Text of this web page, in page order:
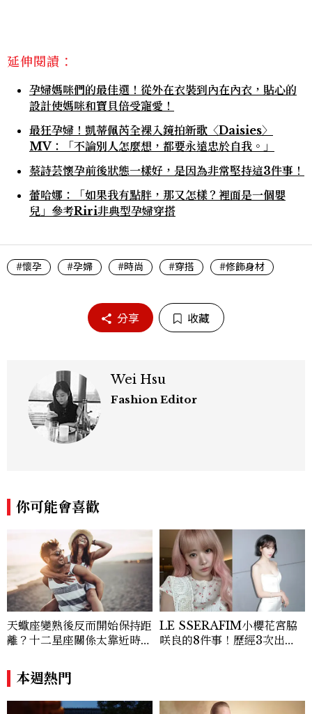
延伸閱讀：
孕婦媽咪們的最佳選！從外在衣裝到內在內衣，貼心的
設計使媽咪和寶貝倍受寵愛！
最狂孕婦！凱蒂佩芮全裸入鏡拍新歌〈Daisies〉
MV：「不論別人怎麼想，都要永遠忠於自我。」
蔡詩芸懷孕前後狀態一樣好，是因為非常堅持這3件事！
蕾哈娜：「如果我有點胖，那又怎樣？裡面是一個嬰
兒」參考Riri非典型孕婦穿搭
#懷孕 #孕婦 #時尚 #穿搭 #修飾身材
分享 收藏
Wei Hsu
Fashion Editor
你可能會喜歡
天蠍座變熟後反而開始保持距
離？十二星座關係太靠近時最
壓力就先躲起來
LE SSERAFIM小櫻花宮脇
咲良的8件事！歷經3次出
本週熱門